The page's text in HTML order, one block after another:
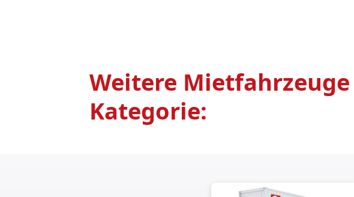
Weitere
Kategorie: